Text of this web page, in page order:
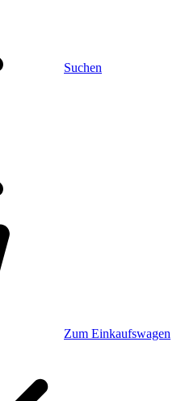
Suchen
Zum Einkaufswagen